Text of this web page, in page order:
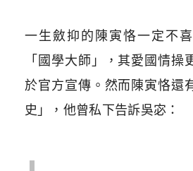
一生斂抑的陳寅恪一定不
「國學大師」，其愛國情操
於官方宣傳。然而陳寅恪還
史」，他曾私下告訴吳宓：